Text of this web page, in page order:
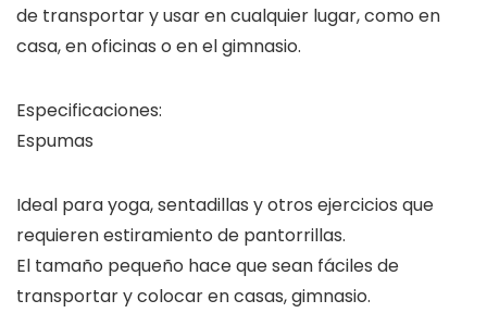
de transportar y usar en cualquier lugar, como en
casa, en oficinas o en el gimnasio.
Especificaciones:
Espumas
Ideal para yoga, sentadillas y otros ejercicios que
requieren estiramiento de pantorrillas.
El tamaño pequeño hace que sean fáciles de
transportar y colocar en casas, gimnasio.